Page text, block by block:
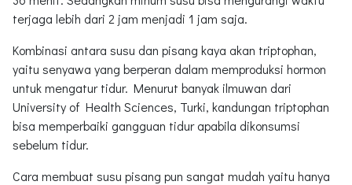
terjaga lebih dari 2 jam menjadi 1 jam saja.
Kombinasi antara susu dan pisang kaya akan triptophan,
yaitu senyawa yang berperan dalam memproduksi hormon
untuk mengatur tidur. Menurut banyak ilmuwan dari
University of Health Sciences, Turki, kandungan triptophan
bisa memperbaiki gangguan tidur apabila dikonsumsi
sebelum tidur.
Cara membuat susu pisang pun sangat mudah yaitu hanya